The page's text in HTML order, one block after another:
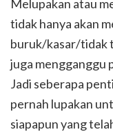
Melupakan atau
tidak hanya akan
buruk/kasar/tidak
juga mengganggu
Jadi seberapa
pernah lupakan
siapapun yang